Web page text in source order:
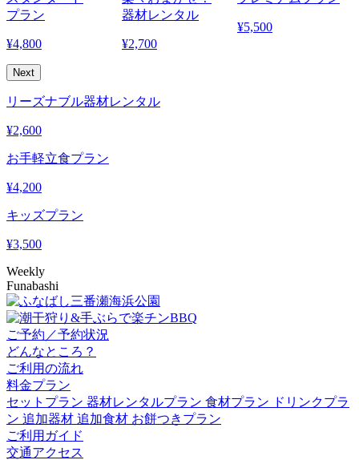
プラン
¥4,800
器材レンタル
¥2,700
¥5,500
Next
リーズナブル器材レンタル
¥2,600
お手軽立食プラン
¥4,200
キッズプラン
¥3,500
Weekly
Funabashi
ご予約／予約状況
どんなところ？
ご利用の流れ
料金プラン
セットプラン 器材レンタルプラン 食材プラン ドリンクプラ
ン 追加器材 追加食材 お餅つきプラン
ご利用ガイド
交通アクセス